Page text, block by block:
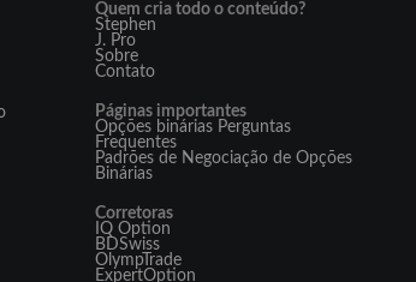
Quem cria todo o conteúdo?
Stephen
J. Pro
Sobre
Contato
Páginas importantes
Opções binárias Perguntas
Frequentes
Padrões de Negociação de Opções
Binárias
Corretoras
IQ Option
BDSwiss
OlympTrade
ExpertOption